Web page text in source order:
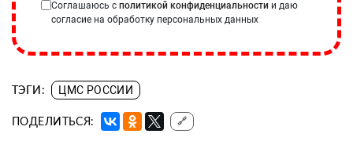
Соглашаюсь с политикой конфиденциальности и даю
согласие на обработку персональных данных
ТЭГИ: ЦМС РОССИИ
ПОДЕЛИТЬСЯ: 🔗